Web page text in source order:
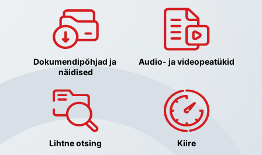
Dokumendipõhjad ja
näidised
Audio- ja videopeatükid
Lihtne otsing Kiire